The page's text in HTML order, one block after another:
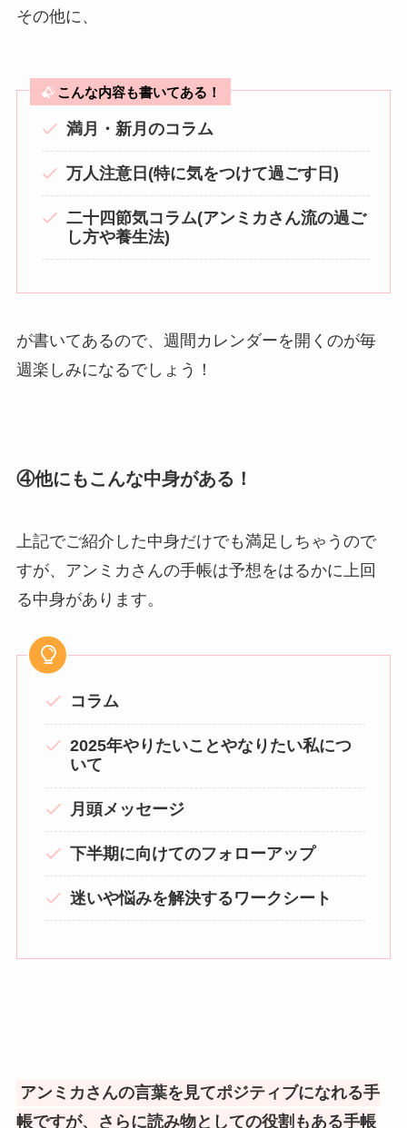
その他に、
こんな内容も書いてある！
満月・新月のコラム
万人注意日(特に気をつけて過ごす日)
二十四節気コラム(アンミカさん流の過ご
し方や養生法)
が書いてあるので、週間カレンダーを開くのが毎
週楽しみになるでしょう！
④他にもこんな中身がある！
上記でご紹介した中身だけでも満足しちゃうので
すが、アンミカさんの手帳は予想をはるかに上回
る中身があります。
コラム
2025年やりたいことやなりたい私につ
いて
月頭メッセージ
下半期に向けてのフォローアップ
迷いや悩みを解決するワークシート
アンミカさんの言葉を見てポジティブになれる手
帳ですが、さらに読み物としての役割もある手帳